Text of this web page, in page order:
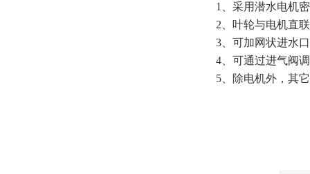
1、采用潜水电机密
2、叶轮与电机直联
3、可加网状进水口
4、可通过进气阀调
5、
除电机外，其